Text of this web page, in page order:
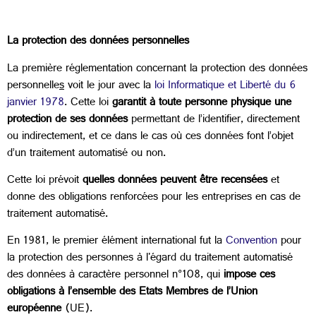
La protection des données personnelles
La première réglementation concernant la protection des données
personnellesvoit le jour avec laloi Informatique et Liberté du 6
janvier 1978. Cette loigarantit à toute personne physique une
protection de ses donnéespermettant de l’identifier, directement
ou indirectement, et ce dans le cas où ces données font l’objet
d’un traitement automatisé ou non.
Cette loi prévoitquelles données peuvent être recenséeset
donne des obligations renforcées pour les entreprises en cas de
traitement automatisé.
En 1981, le premier élément international fut laConventionpour
la protection des personnes à l'égard du traitement automatisé
des données à caractère personnel n°108, quiimpose ces
obligations à l’ensemble des Etats Membres de l’Union
européenne(UE).